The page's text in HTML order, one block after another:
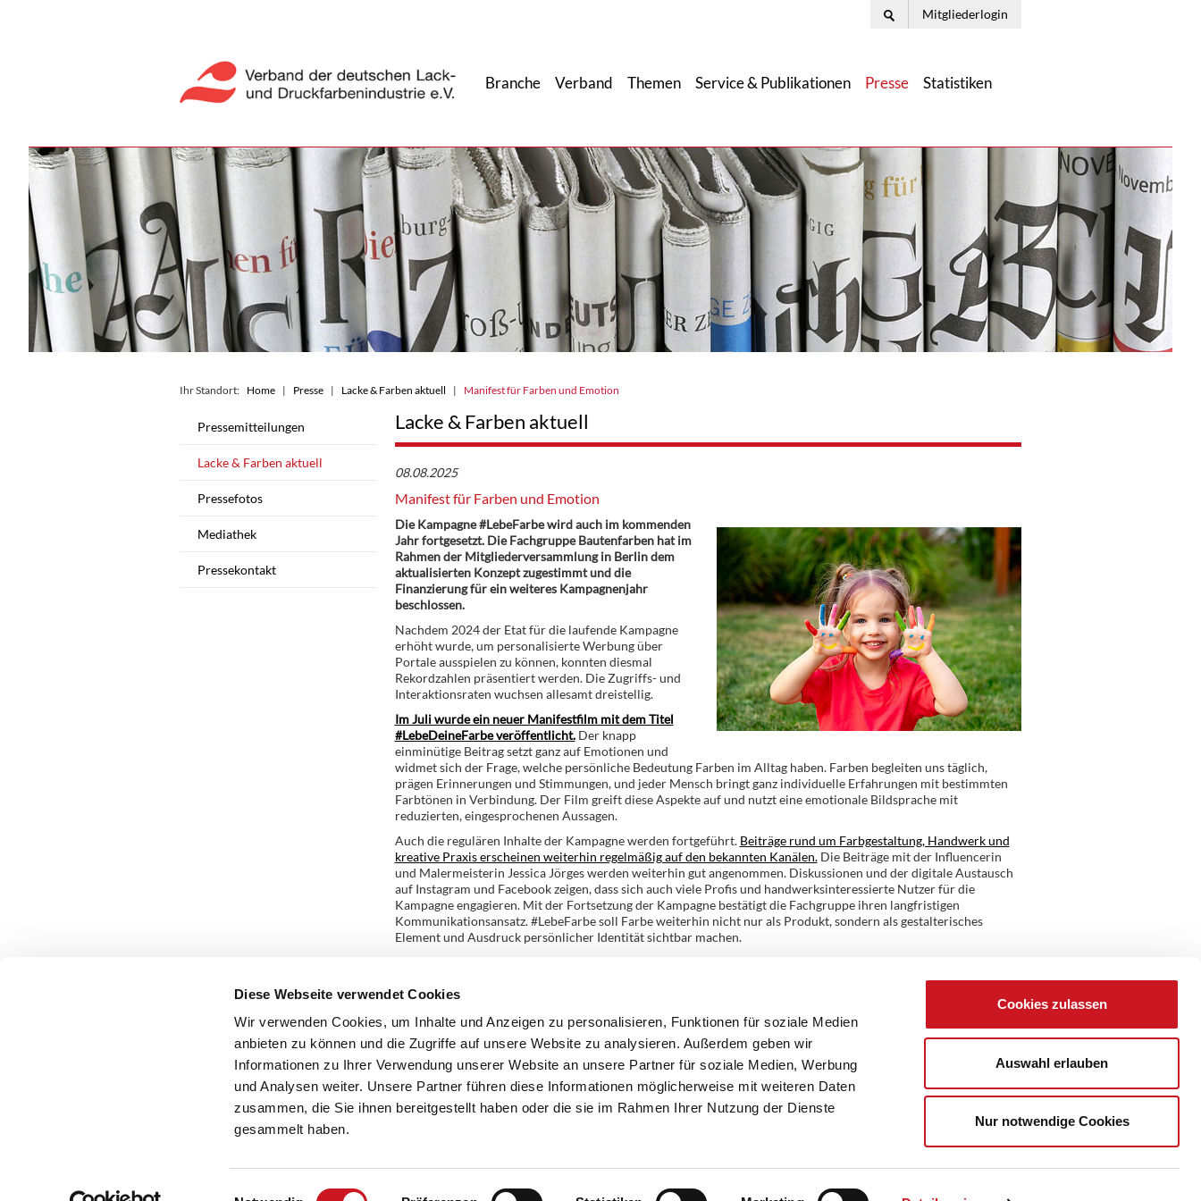
Diese Webseite verwendet Cookies
Wir verwenden Cookies, um Inhalte und Anzeigen zu personalisieren, Funktionen für soziale Medien
anbieten zu können und die Zugriffe auf unsere Website zu analysieren. Außerdem geben wir
Informationen zu Ihrer Verwendung unserer Website an unsere Partner für soziale Medien, Werbung
und Analysen weiter. Unsere Partner führen diese Informationen möglicherweise mit weiteren Daten
zusammen, die Sie ihnen bereitgestellt haben oder die sie im Rahmen Ihrer Nutzung der Dienste
gesammelt haben.
Einwilligungsauswahl
Cookies zulassen
Auswahl erlauben
Nur notwendige Cookies
Mitgliederlogin
Branche Verband Themen Service & Publikationen Presse Statistiken
Ihr Standort: Home Presse Lacke & Farben aktuell Manifest für Farben und Emotion
Pressemitteilungen
Lacke & Farben aktuell
Pressefotos
Mediathek
Pressekontakt
Lacke & Farben aktuell
08.08.2025
Manifest für Farben und Emotion
Die Kampagne #LebeFarbe wird auch im kommenden
Jahr fortgesetzt. Die Fachgruppe Bautenfarben hat im
Rahmen der Mitgliederversammlung in Berlin dem
aktualisierten Konzept zugestimmt und die
Finanzierung für ein weiteres Kampagnenjahr
beschlossen.
Nachdem 2024 der Etat für die laufende Kampagne
erhöht wurde, um personalisierte Werbung über
Portale ausspielen zu können, konnten diesmal
Rekordzahlen präsentiert werden. Die Zugriffs- und
Interaktionsraten wuchsen allesamt dreistellig.
Im Juli wurde ein neuer Manifestfilm mit dem Titel
#LebeDeineFarbe veröffentlicht.Der knapp
einminütige Beitrag setzt ganz auf Emotionen und
widmet sich der Frage, welche persönliche Bedeutung Farben im Alltag haben. Farben begleiten uns täglich,
prägen Erinnerungen und Stimmungen, und jeder Mensch bringt ganz individuelle Erfahrungen mit bestimmten
Farbtönen in Verbindung. Der Film greift diese Aspekte auf und nutzt eine emotionale Bildsprache mit
reduzierten, eingesprochenen Aussagen.
Auch die regulären Inhalte der Kampagne werden fortgeführt. Beiträge rund um Farbgestaltung, Handwerk und
kreative Praxis erscheinen weiterhin regelmäßig auf den bekannten Kanälen.Die Beiträge mit der Influencerin
und Malermeisterin Jessica Jörges werden weiterhin gut angenommen. Diskussionen und der digitale Austausch
auf Instagram und Facebook zeigen, dass sich auch viele Profis und handwerksinteressierte Nutzer für die
Kampagne engagieren. Mit der Fortsetzung der Kampagne bestätigt die Fachgruppe ihren langfristigen
Kommunikationsansatz. #LebeFarbe soll Farbe weiterhin nicht nur als Produkt, sondern als gestalterisches
Element und Ausdruck persönlicher Identität sichtbar machen.
Zurück